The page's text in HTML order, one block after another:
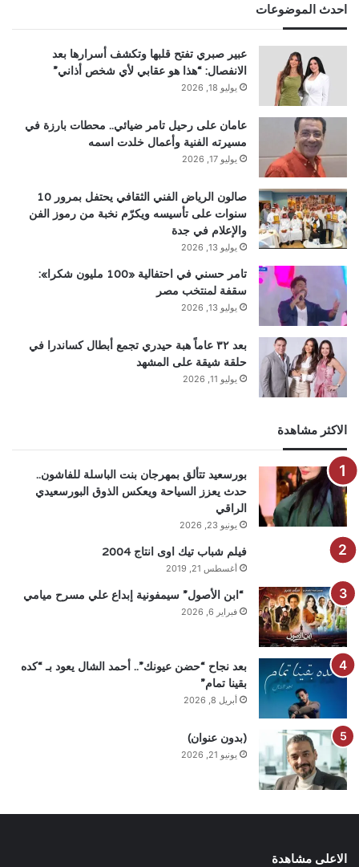
احدث الموضوعات
عبير صبري تفتح قلبها وتكشف أسرارها بعد
الانفصال: “هذا هو عقابي لأي شخص أذاني”
يوليو 18, 2026
عامان على رحيل تامر ضيائي.. محطات بارزة في
مسيرته الفنية وأعمال خلدت اسمه
يوليو 17, 2026
صالون الرياض الفني الثقافي يحتفل بمرور 10
سنوات على تأسيسه ويكرّم نخبة من رموز الفن
والإعلام في جدة
يوليو 13, 2026
تامر حسني في احتفالية «100 مليون شكرا»:
سقفة لمنتخب مصر
يوليو 13, 2026
بعد ٣٢ عاماً هبة حيدري تجمع أبطال كساندرا في
حلقة شيقة على المشهد
يوليو 11, 2026
الاكثر مشاهدة
بورسعيد تتألق بمهرجان بنت الباسلة للفاشون..
حدث يعزز السياحة ويعكس الذوق البورسعيدي
الراقي
يونيو 23, 2026
فيلم شباب تيك اوى انتاج 2004
أغسطس 21, 2019
“ابن الأصول” سيمفونية إبداع علي مسرح ميامي
فبراير 6, 2026
بعد نجاح “حضن عيونك”.. أحمد الشال يعود بـ “كده
بقينا تمام”
أبريل 8, 2026
(بدون عنوان)
يونيو 21, 2026
الاعلى مشاهدة